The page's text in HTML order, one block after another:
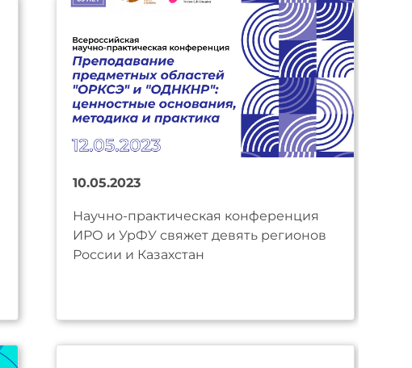
10.05.2023
Научно-практическая конференция
ИРО и УрФУ свяжет девять регионов
России и Казахстан